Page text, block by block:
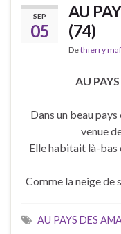
SEP
05
AU
(74)
Dethierry
AU
Dans un beau
venue
Elle habitait là-bas
Comme la neige
AU PAYS DES